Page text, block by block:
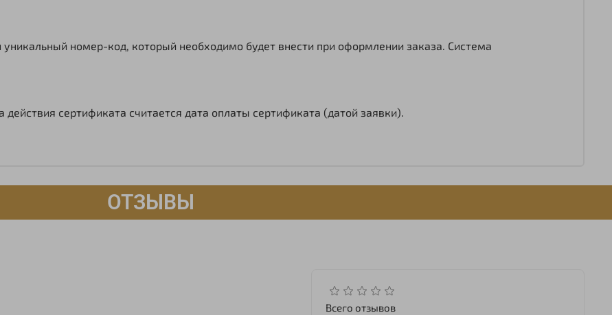
номер-код, который необходимо будет внести при оформлении заказа. Система
сертификата считается дата оплаты сертификата (датой заявки).
ОТЗЫВЫ
Всего отзывов